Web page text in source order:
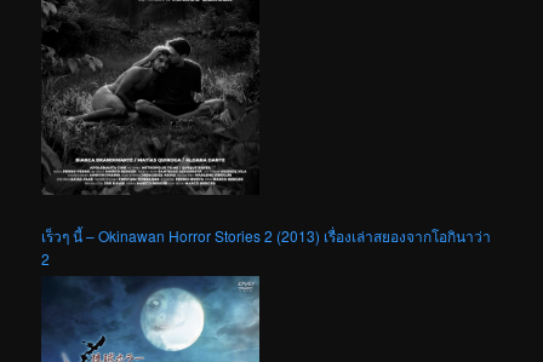
เร็วๆ นี้ – Okinawan Horror Stories 2 (2013) เรื่องเล่าสยองจากโอกินาว่า
2